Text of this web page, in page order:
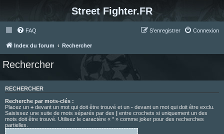
Street Fighter.FR
FAQ Connexion
S’enregistrer
Index du forum Rechercher
Rechercher
RECHERCHER
Recherche par mots-clés :
Placez un + devant un mot qui doit être trouvé et un - devant un mot qui doit être exclu.
Saisissez une suite de mots séparés par des | entre crochets si uniquement un des
mots doit être trouvé. Utilisez le caractère « * » comme joker pour des recherches
partielles.